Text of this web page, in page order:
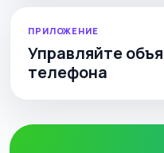
ПРИЛОЖЕНИЕ
Управляйте
телефона